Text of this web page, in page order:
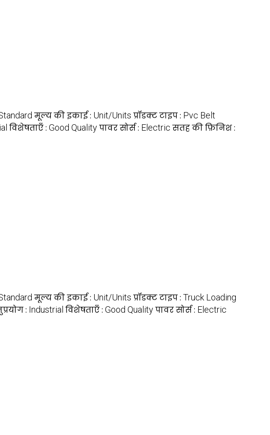
मूल्य की इकाई : Unit/Units प्रॉडक्ट टाइप : Pvc Belt
विशेषताएँ : Good Qualityपावर सोर्स : Electric सतह की फ़िनिश :
मूल्य की इकाई : Unit/Units प्रॉडक्ट टाइप : Truck Loading
: Industrial विशेषताएँ : Good Qualityपावर सोर्स : Electric